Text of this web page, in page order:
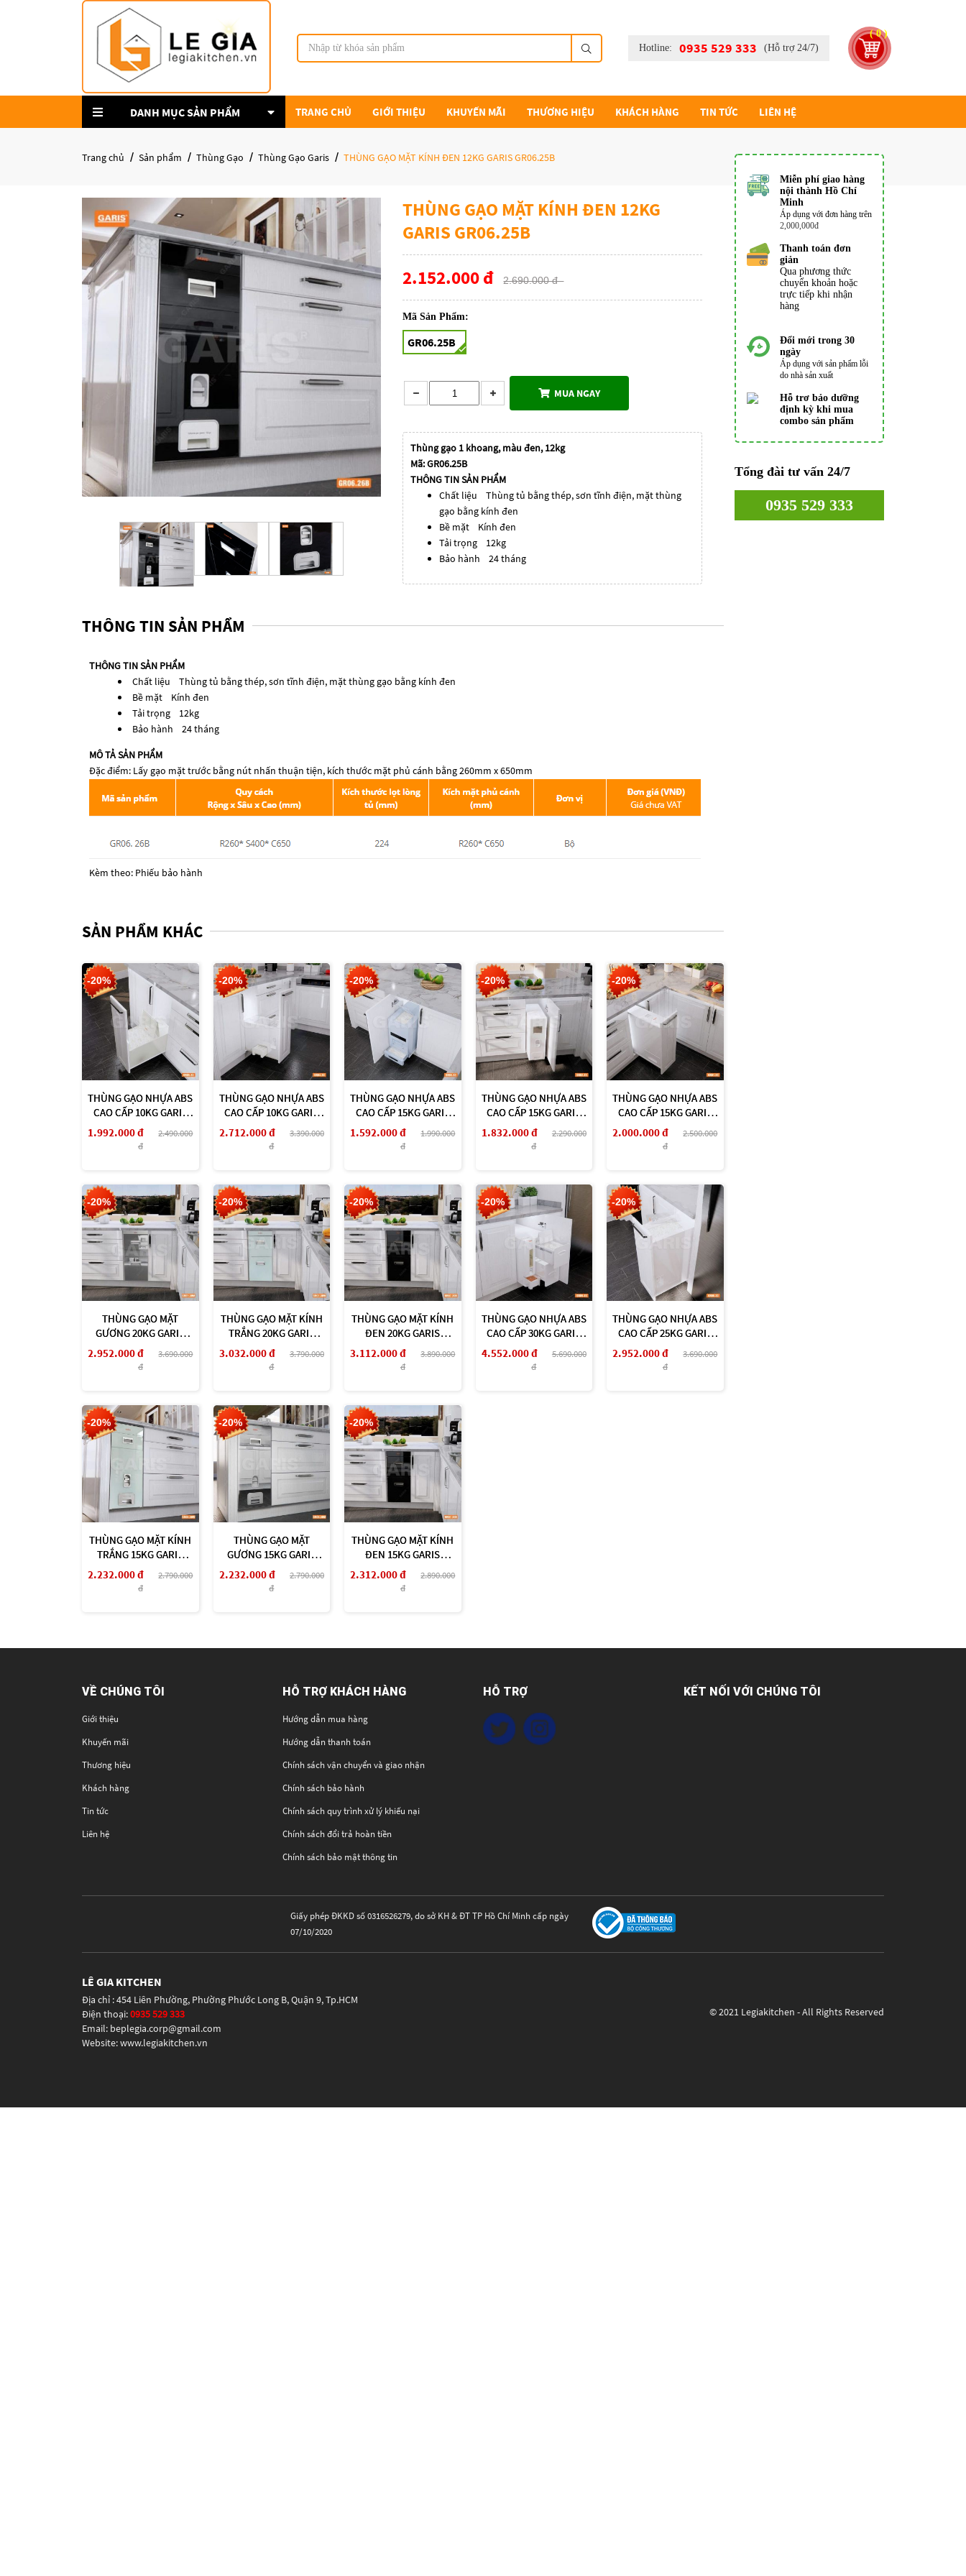
Hotline: 0935 529 333 (Hỗ trợ 24/7)
( 0 )
DANH MỤC SẢN PHẨM TRANG CHỦ GIỚI THIỆU KHUYẾN MÃI THƯƠNG HIỆU KHÁCH HÀNG TIN TỨC LIÊN HỆ
Trang chủ Sản phẩm Thùng Gạo Thùng Gạo Garis THÙNG GẠO MẶT KÍNH ĐEN 12KG GARIS GR06.25B
THÙNG GẠO MẶT KÍNH ĐEN 12KG
GARIS GR06.25B
2.152.000 đ
2.690.000 đ
Mã Sản Phẩm:
GR06.25B
MUA NGAY
Thùng gạo 1 khoang, màu đen, 12kg
Mã: GR06.25B
THÔNG TIN SẢN PHẨM
Chất liệu Thùng tủ bằng thép, sơn tĩnh điện, mặt thùng
gạo bằng kính đen
Bề mặt Kính đen
Tải trọng 12kg
Bảo hành 24 tháng
THÔNG TIN SẢN PHẨM
THÔNG TIN SẢN PHẨM
Chất liệu Thùng tủ bằng thép, sơn tĩnh điện, mặt thùng gạo bằng kính đen
Bề mặt Kính đen
Tải trọng 12kg
Bảo hành 24 tháng
MÔ TẢ SẢN PHẨM
Đặc điểm: Lấy gạo mặt trước bằng nút nhấn thuận tiện, kích thước mặt phủ cánh bằng 260mm x 650mm
Kèm theo: Phiếu bảo hành
SẢN PHẨM KHÁC
-20%
THÙNG GẠO NHỰA ABS
CAO CẤP 10KG GARIS
GR05.30
1.992.000 đ
2.490.000
đ
-20%
THÙNG GẠO NHỰA ABS
CAO CẤP 10KG GARIS
GR04.30
2.712.000 đ
3.390.000
đ
-20%
THÙNG GẠO NHỰA ABS
CAO CẤP 15KG GARIS
GR03.30
1.592.000 đ
1.990.000
đ
-20%
THÙNG GẠO NHỰA ABS
CAO CẤP 15KG GARIS
GR02.25
1.832.000 đ
2.290.000
đ
-20%
THÙNG GẠO NHỰA ABS
CAO CẤP 15KG GARIS
GR01.20
2.000.000 đ
2.500.000
đ
-20%
THÙNG GẠO MẶT
GƯƠNG 20KG GARIS
GR07.30M
2.952.000 đ
3.690.000
đ
-20%
THÙNG GẠO MẶT KÍNH
TRẮNG 20KG GARIS
GR07.30W
3.032.000 đ
3.790.000
đ
-20%
THÙNG GẠO MẶT KÍNH
ĐEN 20KG GARIS
GR07.30B
3.112.000 đ
3.890.000
đ
-20%
THÙNG GẠO NHỰA ABS
CAO CẤP 30KG GARIS
GR09.45
4.552.000 đ
5.690.000
đ
-20%
THÙNG GẠO NHỰA ABS
CAO CẤP 25KG GARIS
GR08.30
2.952.000 đ
3.690.000
đ
-20%
THÙNG GẠO MẶT KÍNH
TRẮNG 15KG GARIS
GR06.30W
2.232.000 đ
2.790.000
đ
-20%
THÙNG GẠO MẶT
GƯƠNG 15KG GARIS
GR06.30M
2.232.000 đ
2.790.000
đ
-20%
THÙNG GẠO MẶT KÍNH
ĐEN 15KG GARIS
GR06.30B
2.312.000 đ
2.890.000
đ
Miễn phí giao hàng
nội thành Hồ Chí
Minh
Áp dụng với đơn hàng trên
2,000,000đ
Thanh toán đơn
giản
Qua phương thức
chuyển khoản hoặc
trực tiếp khi nhận
hàng
Đổi mới trong 30
ngày
Áp dụng với sản phẩm lỗi
do nhà sản xuất
Hỗ trơ bảo dưỡng
định kỳ khi mua
combo sản phẩm
Tổng đài tư vấn 24/7
0935 529 333
VỀ CHÚNG TÔI
Giới thiệu
Khuyến mãi
Thương hiệu
Khách hàng
Tin tức
Liên hệ
HỖ TRỢ KHÁCH HÀNG
Hướng dẫn mua hàng
Hướng dẫn thanh toán
Chính sách vận chuyển và giao nhận
Chính sách bảo hành
Chính sách quy trình xử lý khiếu nại
Chính sách đổi trả hoàn tiền
Chính sách bảo mật thông tin
HỖ TRỢ KẾT NỐI VỚI CHÚNG TÔI
Giấy phép ĐKKD số 0316526279, do sở KH & ĐT TP Hồ Chí Minh cấp ngày
07/10/2020
LÊ GIA KITCHEN
Địa chỉ : 454 Liên Phường, Phường Phước Long B, Quận 9, Tp.HCM
Điện thoại:0935 529 333
Email: beplegia.corp@gmail.com
Website: www.legiakitchen.vn
© 2021 Legiakitchen - All Rights Reserved